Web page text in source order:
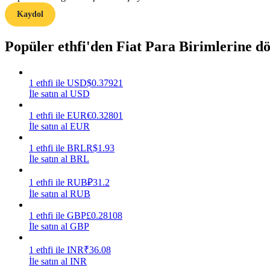
Rehber
Vadeli İşlemler Başlangıç Kılavuzu
Nasıl kârlı kalabileceğinizi öğrenin
Kaydol
Popüler ethfi'den Fiat Para Birimlerine
1 ethfi ile USD$0.37921
İle satın al USD
1 ethfi ile EUR€0.32801
İle satın al EUR
1 ethfi ile BRLR$1.93
İle satın al BRL
1 ethfi ile RUB₽31.2
İle satın al RUB
1 ethfi ile GBP£0.28108
İle satın al GBP
1 ethfi ile INR₹36.08
İle satın al INR